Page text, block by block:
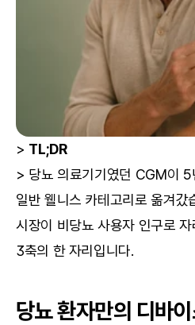
> TL;DR
> 당뇨 의료기기였던 CGM이 5
일반 웰니스 카테고리로 옮겨갔
시장이 비당뇨 사용자 인구로
3축의 한 자리입니다.
당뇨 환자만의 디바